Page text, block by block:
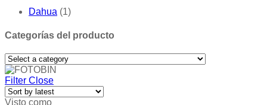
Dahua (1)
Categorías del producto
Filter Close
Visto como